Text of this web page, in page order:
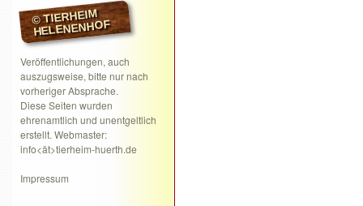
© TIERHEIM
HELENENHOF
Veröffentlichungen, auch
auszugsweise, bitte nur nach
vorheriger Absprache.
Diese Seiten wurden
ehrenamtlich und unentgeltlich
erstellt. Webmaster:
info<ät>tierheim-huerth.de
Impressum